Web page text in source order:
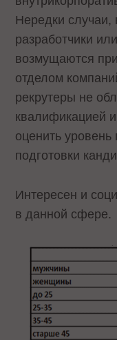
Нередки случаи,
разработчики
возмущаются
отделом
рекрутеры не
квалификацией
оценить
подготовки
Интересен и
в данной сфере.